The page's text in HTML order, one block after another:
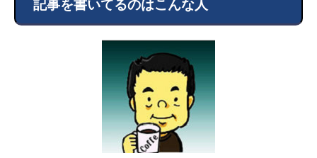
記事を書いてるのはこんな人